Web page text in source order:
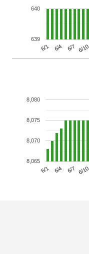
6/1 6/4 6/7 6/10
639
640
6/1 6/4 6/7 6/10
8,065
8,070
8,075
8,080